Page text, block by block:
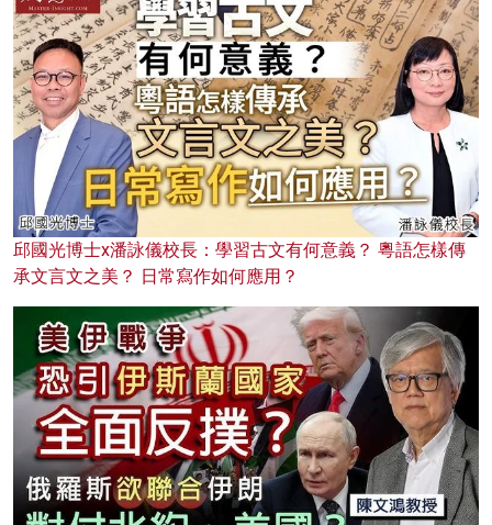
邱國光博士x潘詠儀校長：學習古文有何意義？ 粵語怎樣傳
承文言文之美？ 日常寫作如何應用？